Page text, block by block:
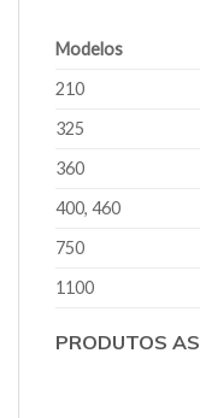
Modelos
210
325
360
400, 460
750
1100
PRODUTOS